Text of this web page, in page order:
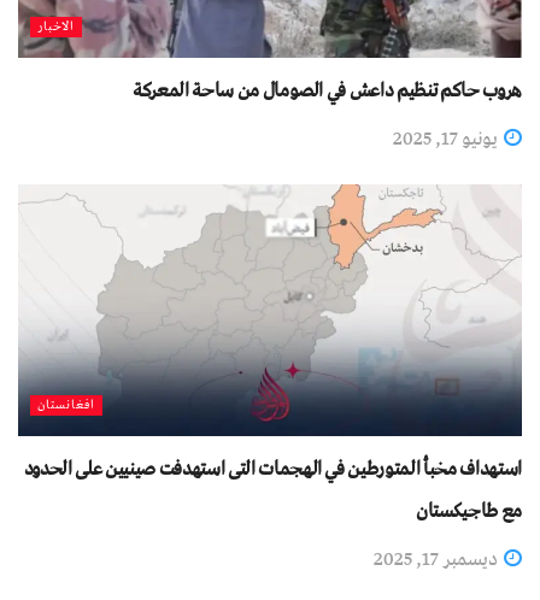
الاخبار
هروب حاكم تنظيم داعش في الصومال من ساحة المعركة
يونيو 17, 2025
افغانستان
استهداف مخبأ المتورطين في الهجمات التی استهدفت صينيين علی الحدود
مع طاجيكستان
ديسمبر 17, 2025